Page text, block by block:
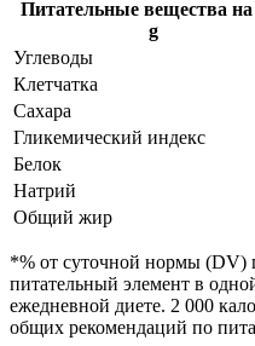
Питательные вещества на
g
Углеводы
Клетчатка
Сахара
Гликемический индекс
Белок
Натрий
Общий жир
*% от суточной нормы (DV)
питательный элемент в
ежедневной диете. 2 000
общих рекомендаций по